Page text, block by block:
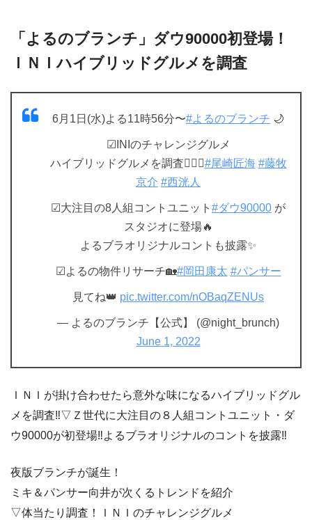
「よるのブランチ」ダウ90000初登場！
ＩＮＩハイブリッドグルメを調査
6月1日(水)よる11時56分〜#よるのブランチ 🌙
☑︎INIのチャレンジグルメ
ハイブリッドグルメを調査🕵🏻‍♂️#尾崎匠海 #藤牧
京介 #西洸人
☑︎大注目の8人組コントユニット #ダウ90000 が
スタジオに登場🔥
よるブラオリジナルコントも披露✨
☑︎よるの物件リサーチ🏡#岡田康太 #パンサー
見てね👑 pic.twitter.com/nOBaqZENUs
— よるのブランチ【公式】 (@night_brunch)
June 1, 2022
ＩＮＩが掛け合わせたら意外な味になるハイブリッドグル
メを調査‼▽Ｚ世代に大注目の８人組コントユニット・ダ
ウ90000が初登場‼よるブラオリジナルのコントを披露‼
夜版ブランチが誕生！
ミキ＆パンサー向井が次くるトレンドを紹介
▽体当たり調査！ＩＮＩのチャレンジグルメ